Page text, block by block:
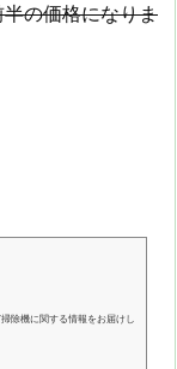
の価格になりま
除機に関する情報をお届けし